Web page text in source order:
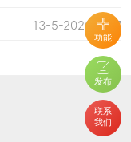
功能
发布
联系
我们
13-5-2026 11:17
29-5-2026 13:10
29-5-2026 13:10
13-5-2026 18:15